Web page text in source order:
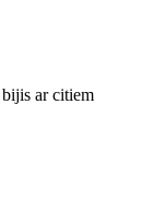
ar citiem